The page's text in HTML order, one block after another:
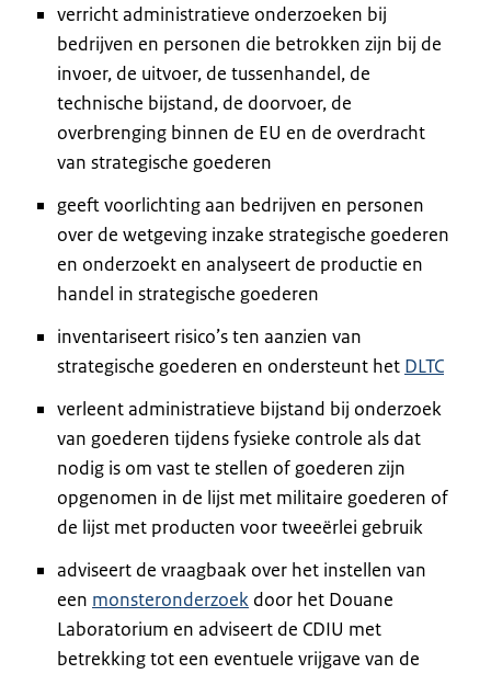
verricht administratieve onderzoeken bij
bedrijven en personen die betrokken zijn bij de
invoer, de uitvoer, de tussenhandel, de
technische bijstand, de doorvoer, de
overbrenging binnen de EU en de overdracht
van strategische goederen
geeft voorlichting aan bedrijven en personen
over de wetgeving inzake strategische goederen
en onderzoekt en analyseert de productie en
handel in strategische goederen
inventariseert risico’s ten aanzien van
strategische goederen en ondersteunt het DLTC
verleent administratieve bijstand bij onderzoek
van goederen tijdens fysieke controle als dat
nodig is om vast te stellen of goederen zijn
opgenomen in de lijst met militaire goederen of
de lijst met producten voor tweeërlei gebruik
adviseert de vraagbaak over het instellen van
een monsteronderzoek door het Douane
Laboratorium en adviseert de CDIU met
betrekking tot een eventuele vrijgave van de